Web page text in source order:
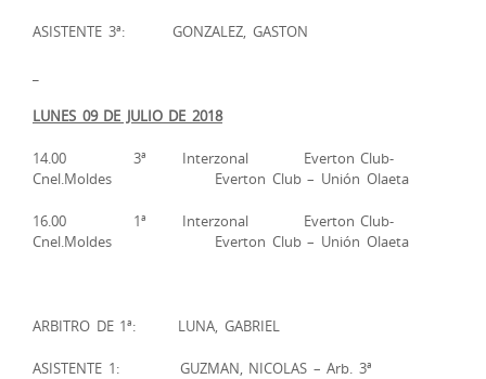
ASISTENTE 3ª: GONZALEZ, GASTON
LUNES 09 DE JULIO DE 2018
14.00 3ª Interzonal Everton Club-
Cnel.Moldes Everton Club – Unión Olaeta
16.00 1ª Interzonal Everton Club-
Cnel.Moldes Everton Club – Unión Olaeta
ARBITRO DE 1ª: LUNA, GABRIEL
ASISTENTE 1: GUZMAN, NICOLAS – Arb. 3ª